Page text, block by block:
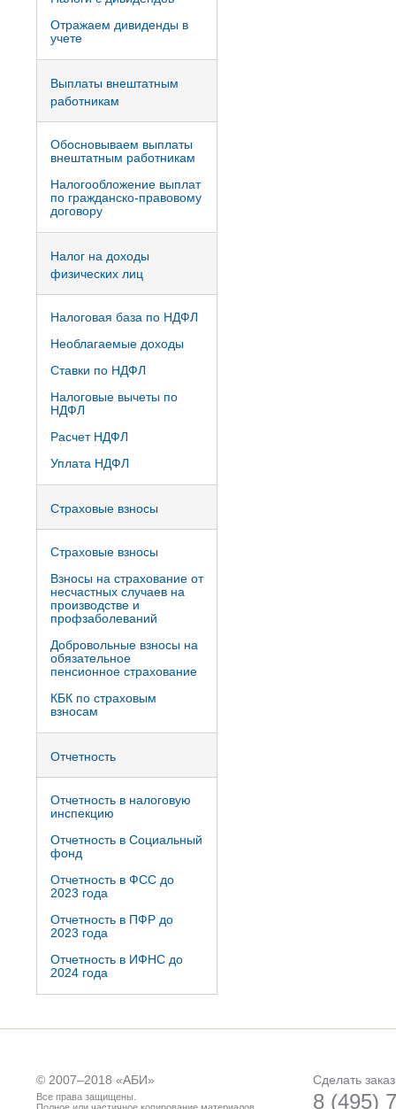
Отражаем дивиденды в
учете
Выплаты внештатным
работникам
Обосновываем выплаты
внештатным работникам
Налогообложение выплат
по гражданско-правовому
договору
Налог на доходы
физических лиц
Налоговая база по НДФЛ
Необлагаемые доходы
Ставки по НДФЛ
Налоговые вычеты по
НДФЛ
Расчет НДФЛ
Уплата НДФЛ
Страховые взносы
Страховые взносы
Взносы на страхование от
несчастных случаев на
производстве и
профзаболеваний
Добровольные взносы на
обязательное
пенсионное страхование
КБК по страховым
взносам
Отчетность
Отчетность в налоговую
инспекцию
Отчетность в Социальный
фонд
Отчетность в ФСС до
2023 года
Отчетность в ПФР до
2023 года
Отчетность в ИФНС до
2024 года
© 2007–2018 «АБИ»
Все права защищены.
Сделать
8 (495)